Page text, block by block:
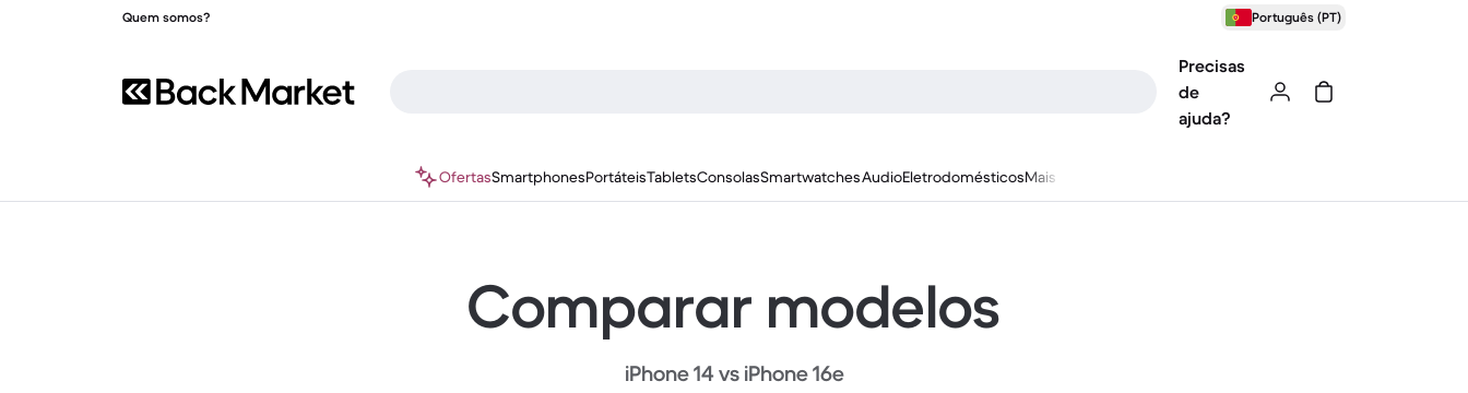
Quem somos? Português (PT)
Precisas
de
ajuda?
OfertasSmartphonesPortáteisTabletsConsolasSmartwatchesAudioEletrodomésticosMais
Comparar modelos
iPhone 14 vs iPhone 16e